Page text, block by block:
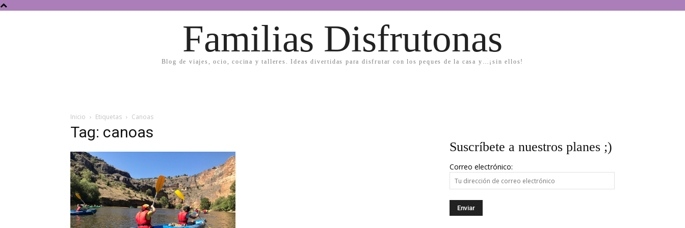
Familias Disfrutonas
Blog de viajes, ocio, cocina y talleres. Ideas divertidas para disfrutar con los peques de la casa y…¡sin ellos!
Inicio Etiquetas Canoas
Tag: canoas
Suscríbete a nuestros planes ;)
Correo electrónico: